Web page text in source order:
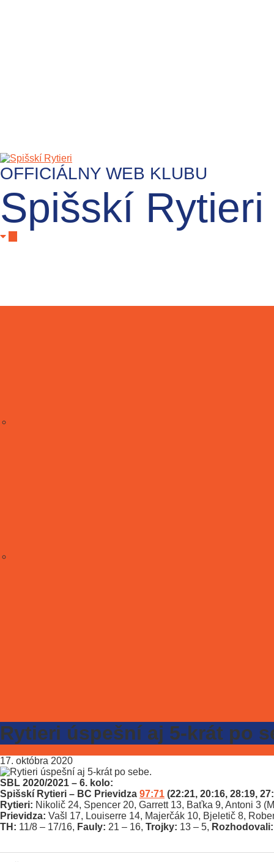
OFFICIÁLNY WEB KLUBU
Spišskí Rytieri
Rytieri úspešní aj 5-krát po
17. októbra 2020
SBL 2020/2021 – 6. kolo:
Spišskí Rytieri – BC Prievidza 97:71 (22:21, 20:16, 28:19,
Rytieri: Nikolič 24, Spencer 20, Garrett 13, Baťka 9, Antoni 3
Prievidza: Vašl 17, Louiserre 14, Majerčák 10, Bjeletič 8,
TH: 11/8 – 17/16, Fauly: 21 – 16, Trojky: 13 – 5, Rozhodovali: